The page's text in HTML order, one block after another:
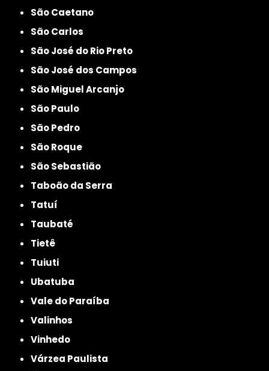
São Caetano
São Carlos
São José do Rio Preto
São José dos Campos
São Miguel Arcanjo
São Paulo
São Pedro
São Roque
São Sebastião
Taboão da Serra
Tatuí
Taubaté
Tietê
Tuiuti
Ubatuba
Vale do Paraíba
Valinhos
Vinhedo
Várzea Paulista